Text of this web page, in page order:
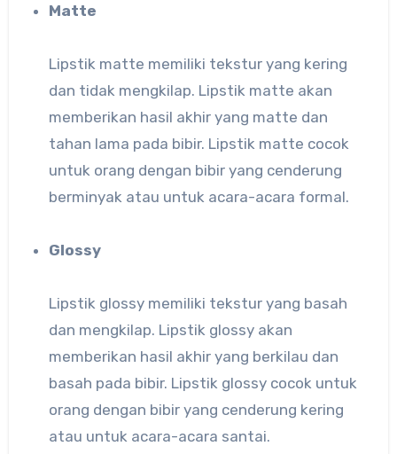
Matte
Lipstik matte memiliki tekstur yang kering
dan tidak mengkilap. Lipstik matte akan
memberikan hasil akhir yang matte dan
tahan lama pada bibir. Lipstik matte cocok
untuk orang dengan bibir yang cenderung
berminyak atau untuk acara-acara formal.
Glossy
Lipstik glossy memiliki tekstur yang basah
dan mengkilap. Lipstik glossy akan
memberikan hasil akhir yang berkilau dan
basah pada bibir. Lipstik glossy cocok untuk
orang dengan bibir yang cenderung kering
atau untuk acara-acara santai.